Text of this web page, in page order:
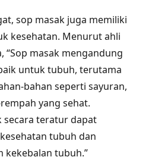
sop masak juga memiliki
kesehatan. Menurut ahli
“Sop masak mengandung
untuk tubuh, terutama
bahan seperti sayuran,
yang sehat.
secara teratur dapat
tubuh dan
kekebalan tubuh.”